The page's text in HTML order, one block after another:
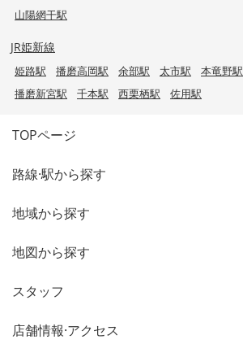
山陽網干駅
JR姫新線
姫路駅 播磨高岡駅 余部駅 太市駅 本竜野駅
播磨新宮駅
千本駅 西栗栖駅 佐用駅
TOPページ
路線·駅から探す
地域から探す
地図から探す
スタッフ
店舗情報·アクセス